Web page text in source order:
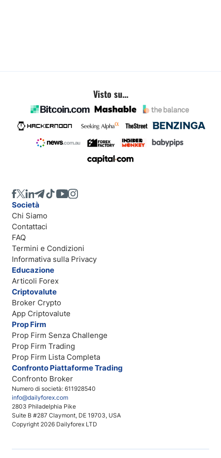
Visto su...
Numero di società: 611928540
info@dailyforex.com
2803 Philadelphia Pike
Suite B #287 Claymont, DE 19703, USA
Copyright 2026 Dailyforex LTD
Società
Chi Siamo
Contattaci
FAQ
Termini e Condizioni
Informativa sulla Privacy
Educazione
Articoli Forex
Criptovalute
Broker Crypto
App Criptovalute
Prop Firm
Prop Firm Senza Challenge
Prop Firm Trading
Prop Firm Lista Completa
Confronto Piattaforme Trading
Confronto Broker